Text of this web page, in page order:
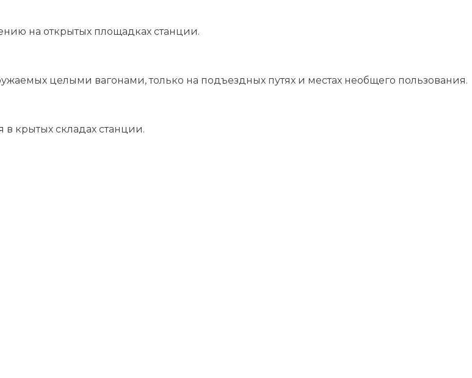
на открытых площадках станции.
целыми вагонами, только на подъездных путях и местах необщего пользования.
крытых складах станции.